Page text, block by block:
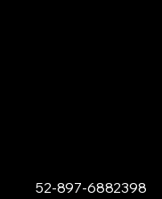
52-897-6882398